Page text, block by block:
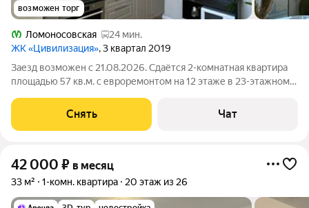
возможен торг
Ломоносовская
24 мин.
ЖК «Цивилизация», 3 квартал 2019
Заезд возможен с 21.08.2026. Сдаётся 2-комнатная квартира
площадью 57 кв.м. с евроремонтом на 12 этаже в 23-этажном
Духовой шкаф Стиральная машина Холодильник
Посудомоечная машина
Снять Чат
42 000 ₽ в месяц
33 м² 1-комн. квартира 20 этаж из 26